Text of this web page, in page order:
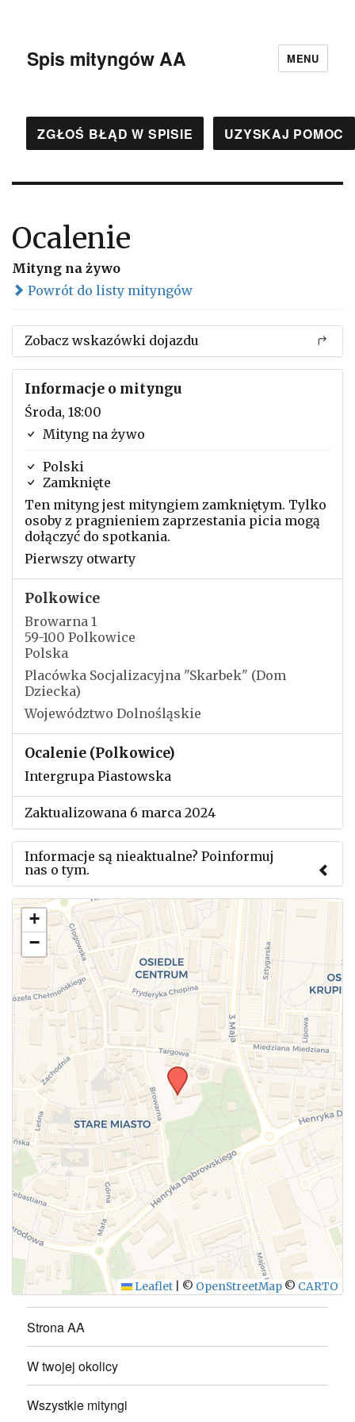
Spis mityngów AA MENU
ZGŁOŚ BŁĄD W SPISIE UZYSKAJ POMOC
Ocalenie
Mityng na żywo
Powrót do listy mityngów
Zobacz wskazówki dojazdu
Informacje o mityngu
Środa, 18:00
Mityng na żywo
Polski
Zamknięte
Ten mityng jest mityngiem zamkniętym. Tylko
osoby z pragnieniem zaprzestania picia mogą
dołączyć do spotkania.
Pierwszy otwarty
Polkowice
Browarna 1
59-100 Polkowice
Polska
Placówka Socjalizacyjna "Skarbek" (Dom
Dziecka)
Województwo Dolnośląskie
Ocalenie (Polkowice)
Intergrupa Piastowska
Zaktualizowana 6 marca 2024
Informacje są nieaktualne? Poinformuj
nas o tym.
Użyj tego formularza aby przesłać informację o
zmianach w powyższym mityngu.
WYŚLIJ
+
−
Leaflet © OpenStreetMap © CARTO
Strona AA
W twojej okolicy
Wszystkie mityngi